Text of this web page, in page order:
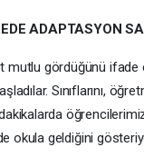
ADAPTASYON
gördüğünü ifade
Sınıflarını,
okula geldiğini